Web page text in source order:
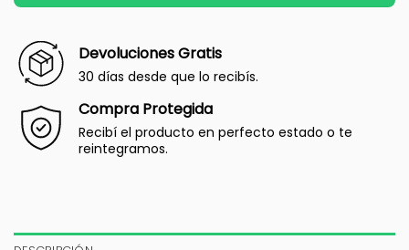
Devoluciones Gratis
30 días desde que lo recibís.
Compra Protegida
Recibí el producto en perfecto estado o te
reintegramos.